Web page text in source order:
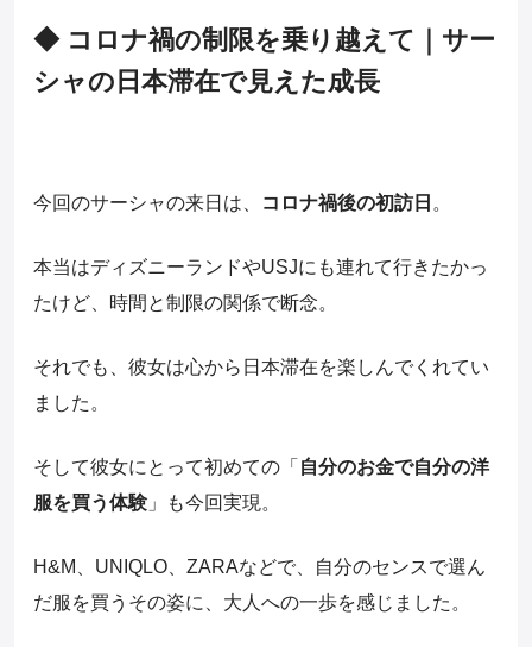
◆ コロナ禍の制限を乗り越えて｜サー
シャの日本滞在で見えた成長
今回のサーシャの来日は、 コロナ禍後の初訪日 。
本当はディズニーランドやUSJにも連れて行きたかっ
たけど、時間と制限の関係で断念。
それでも、彼女は心から日本滞在を楽しんでくれてい
ました。
そして彼女にとって初めての「 自分のお金で自分の洋
服を買う体験 」も今回実現。
H&M、UNIQLO、ZARAなどで、自分のセンスで選ん
だ服を買うその姿に、大人への一歩を感じました。